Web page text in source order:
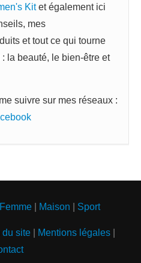
Kitet également ici
mes
et tout ce qui tourne
la beauté, le bien-être et
suivre sur mes réseaux :
Femme Maison Sport
du site Mentions légales